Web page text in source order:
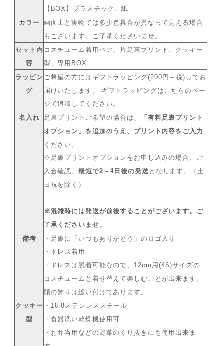
【BOX】プラスチック、紙
カラー
画面上と実物では多少色具合が異なって見える場合
もございます。ご了承くださいませ。
セット内
容
コスチューム着用ベア、片足裏プリント、クッキー
型、専用BOX
ラッピン
グ
ご希望の方にはギフトラッピング(200円＋税)してお
届けいたします。 ギフトラッピングはこちらのペー
ジで追加してください。
名入れ
足裏プリントご希望の場合は、
「有料足裏プリント
オプション」を追加のうえ、プリント内容をご入力
ください。
※足裏プリントオプションをお申し込みの場合、ご
入金確認、最短で2～4日後の発送 となります。（土
日祝を除く）
※混雑時には発送が前後することがございます。ご
了承くださいませ。
備考
・足裏に「いつもありがとう」のロゴ入り
・ドレス着用
・ドレスは脱着可能なので、12cm用(4S)サイズの
コスチュームと着せ替えて楽しむことが出来ます。
頭の飾りは縫い付けてあります。
クッキー
型
・18-8ステンレススチール
・食器洗い乾燥機使用可
・お弁当用などの野菜のくり抜きにも使用出来ま